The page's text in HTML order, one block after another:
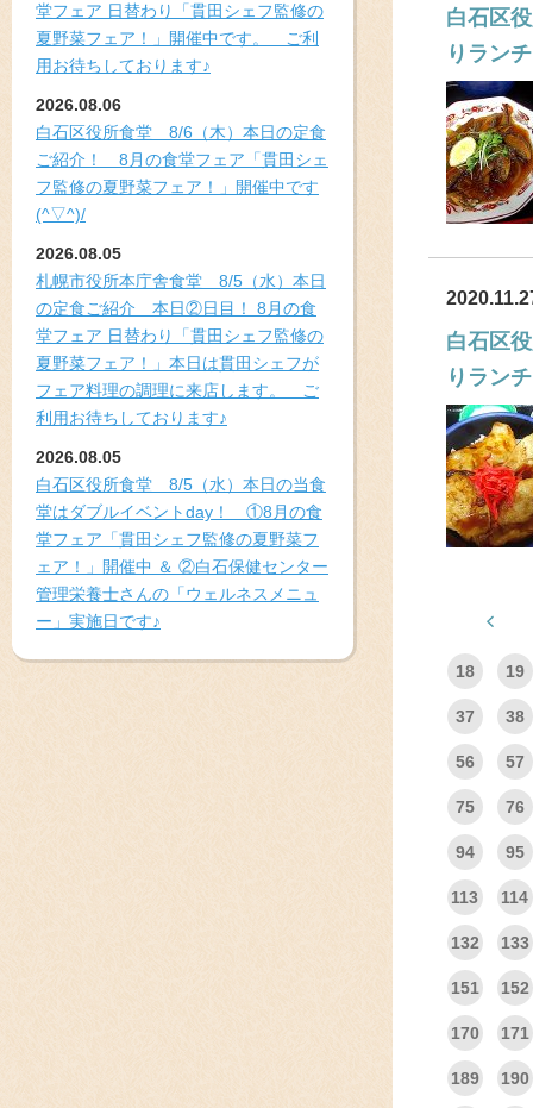
堂フェア 日替わり「貫田シェフ監修の
夏野菜フェア！」開催中です。 ご利
用お待ちしております♪
2026.08.06
白石区役所食堂 8/6（木）本日の定食
ご紹介！ 8月の食堂フェア「貫田シェ
フ監修の夏野菜フェア！」開催中です
(^▽^)/
2026.08.05
札幌市役所本庁舎食堂 8/5（水）本日
の定食ご紹介 本日②日目！ 8月の食
堂フェア 日替わり「貫田シェフ監修の
夏野菜フェア！」本日は貫田シェフが
フェア料理の調理に来店します。 ご
利用お待ちしております♪
2026.08.05
白石区役所食堂 8/5（水）本日の当食
堂はダブルイベントday！ ①8月の食
堂フェア「貫田シェフ監修の夏野菜フ
ェア！」開催中 ＆ ②白石保健センター
管理栄養士さんの「ウェルネスメニュ
ー」実施日です♪
白石区
りラン
白石区
りラン
18 19
37 38
56 57
75 76
94 95
113 114
132 133
151 152
170 171
189 190